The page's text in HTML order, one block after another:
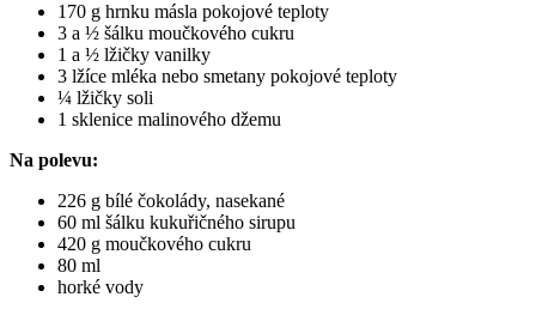
170 g hrnku másla pokojové teploty
3 a ½ šálku moučkového cukru
1 a ½ lžičky vanilky
3 lžíce mléka nebo smetany pokojové teploty
¼ lžičky soli
1 sklenice malinového džemu
Na polevu:
226 g bílé čokolády, nasekané
60 ml šálku kukuřičného sirupu
420 g moučkového cukru
80 ml
horké vody